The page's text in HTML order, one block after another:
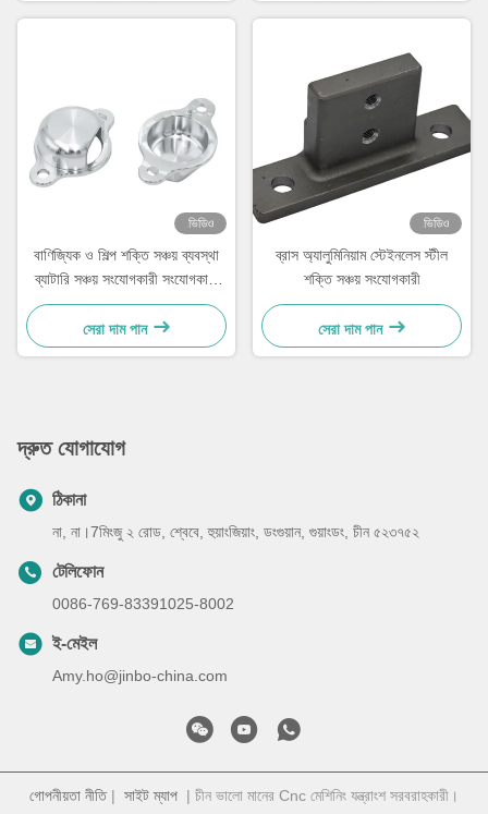
ভিডিও
বাণিজ্যিক ও শিল্প শক্তি সঞ্চয় ব্যবস্থা
ব্যাটারি সঞ্চয় সংযোগকারী সংযোগকারী
ফিক্সচার
সেরা দাম পান
ভিডিও
ব্রাস অ্যালুমিনিয়াম স্টেইনলেস স্টীল
শক্তি সঞ্চয় সংযোগকারী
সেরা দাম পান
দ্রুত যোগাযোগ
ঠিকানা
না, না।7মিংজু ২ রোড, শ্বেবে, হুয়াংজিয়াং, ডংগুয়ান, গুয়াংডং, চীন ৫২৩৭৫২
টেলিফোন
0086-769-83391025-8002
ই-মেইল
Amy.ho@jinbo-china.com
গোপনীয়তা নীতি| সাইট ম্যাপ | চীন ভালো মানের Cnc মেশিনিং যন্ত্রাংশ সরবরাহকারী।